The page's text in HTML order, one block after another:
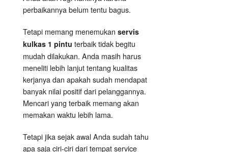
perbaikannya belum tentu bagus.
Tetapi memang menemukan servis
kulkas 1 pintu terbaik tidak begitu
mudah dilakukan. Anda masih harus
meneliti lebih lanjut tentang kualitas
kerjanya dan apakah sudah mendapat
banyak nilai positif dari pelanggannya.
Mencari yang terbaik memang akan
memakan waktu lebih lama.
Tetapi jika sejak awal Anda sudah tahu
apa saja ciri-ciri dari tempat service